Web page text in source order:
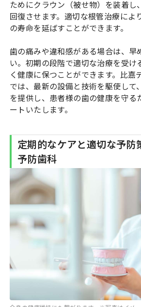
ためにクラウン（被せ物）を装着し
回復させます。適切な根管治療によ
の寿命を延ばすことができます。
歯の痛みや違和感がある場合は、早
い。初期の段階で適切な治療を受け
く健康に保つことができます。比嘉
では、最新の設備と技術を駆使して
を提供し、患者様の歯の健康を守る
ートいたします。
定期的なケアと適切な予防
予防歯科